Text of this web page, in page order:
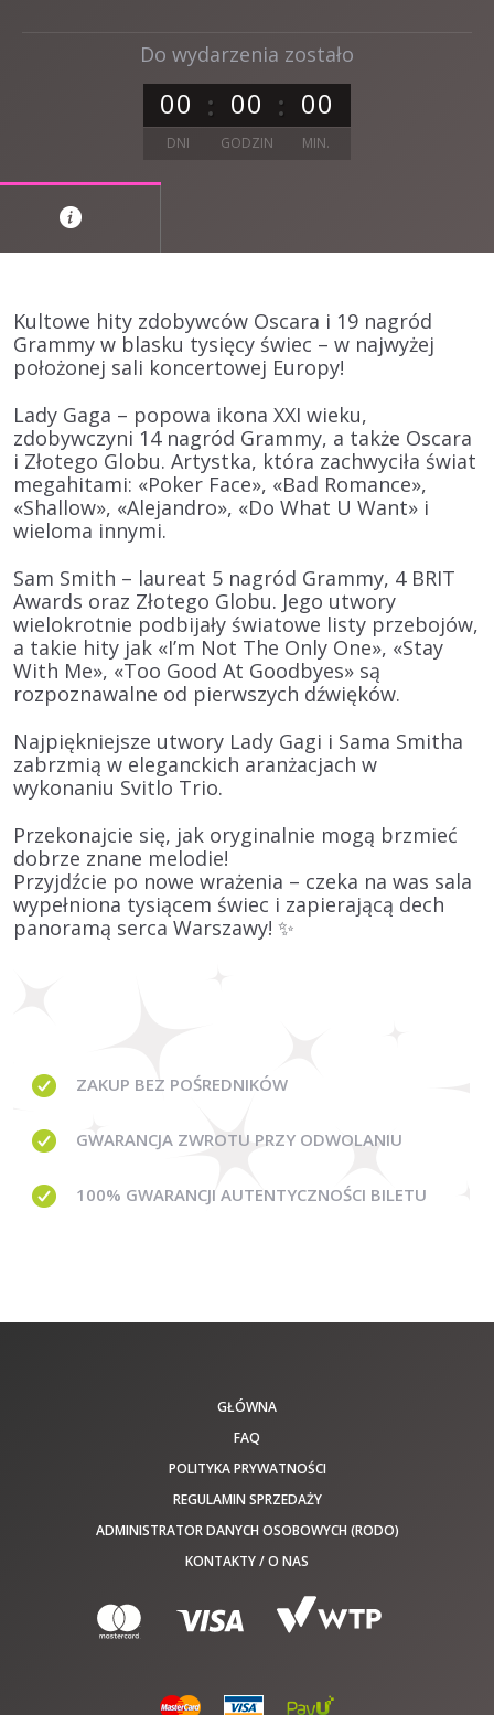
Do wydarzenia zostało
00 00 00
DNI GODZIN MIN.
Kultowe hity zdobywców Oscara i 19 nagród
Grammy w blasku tysięcy świec – w najwyżej
położonej sali koncertowej Europy!
Lady Gaga – popowa ikona XXI wieku,
zdobywczyni 14 nagród Grammy, a także Oscara
i Złotego Globu. Artystka, która zachwyciła świat
megahitami: «Poker Face», «Bad Romance»,
«Shallow», «Alejandro», «Do What U Want» i
wieloma innymi.
Sam Smith – laureat 5 nagród Grammy, 4 BRIT
Awards oraz Złotego Globu. Jego utwory
wielokrotnie podbijały światowe listy przebojów,
a takie hity jak «I’m Not The Only One», «Stay
With Me», «Too Good At Goodbyes» są
rozpoznawalne od pierwszych dźwięków.
Najpiękniejsze utwory Lady Gagi i Sama Smitha
zabrzmią w eleganckich aranżacjach w
wykonaniu Svitlo Trio.
Przekonajcie się, jak oryginalnie mogą brzmieć
dobrze znane melodie!
Przyjdźcie po nowe wrażenia – czeka na was sala
wypełniona tysiącem świec i zapierającą dech
panoramą serca Warszawy! ✨
ZAKUP BEZ POŚREDNIKÓW
GWARANCJA ZWROTU PRZY ODWOLANIU
100% GWARANCJI AUTENTYCZNOŚCI BILETU
GŁÓWNA
FAQ
POLITYKA PRYWATNOŚCI
REGULAMIN SPRZEDAŻY
ADMINISTRATOR DANYCH OSOBOWYCH (RODO)
KONTAKTY / O NAS